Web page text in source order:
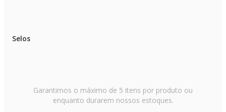
Selos
Garantimos o máximo de 5 itens por produto ou
enquanto durarem nossos estoques.